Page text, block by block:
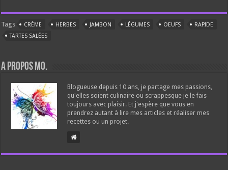
Tags CRÈME HERBES JAMBON LÉGUMES OEUFS
RAPIDE
TARTES SALÉES
A propos Mo.
Blogueuse depuis 10 ans, je partage mes passions,
qu'elles soient culinaire ou scrappesque je le fais
toujours avec plaisir. Et j'espère que vous en
prendrez autant à lire mes articles et réaliser mes
recettes ou un projet.